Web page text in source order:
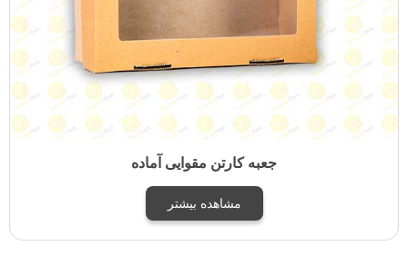
جعبه کارتن مقوایی آماده
مشاهده بیشتر